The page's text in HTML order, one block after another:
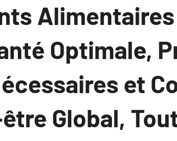
Optimale,
et
Global,